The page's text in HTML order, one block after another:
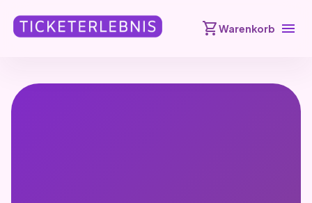
shopping_cartWarenkorb menu